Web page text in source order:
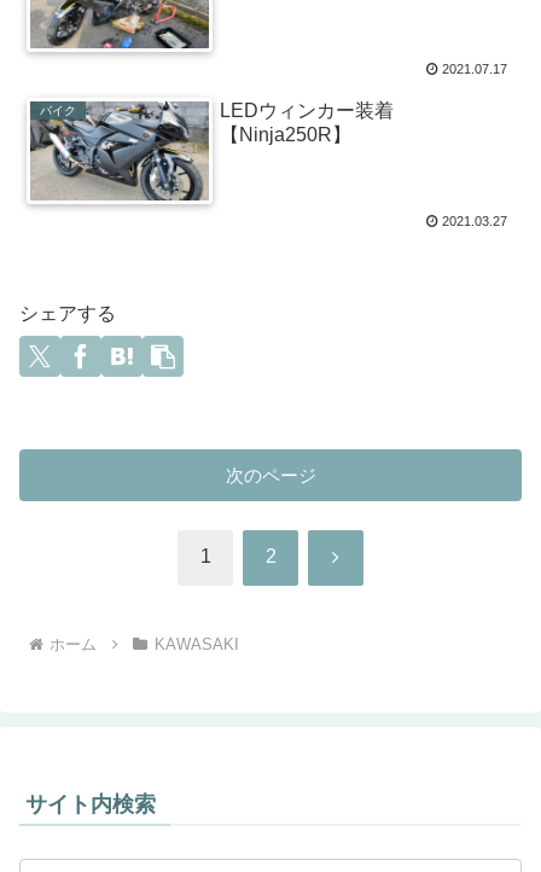
2021.07.17
バイク
LEDウィンカー装着
【Ninja250R】
2021.03.27
シェアする
次のページ
1 2 次
ホーム KAWASAKI
サイト内検索